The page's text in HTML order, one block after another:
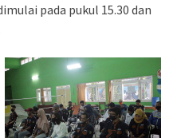
pada pukul 15.30 dan